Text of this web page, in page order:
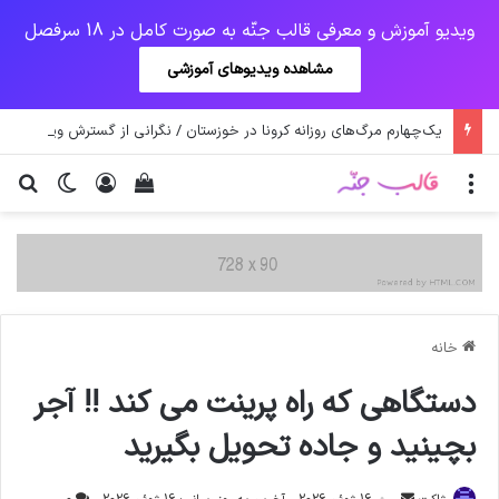
ویدیو آموزش و معرفی قالب جنّه به صورت کامل در 18 سرفصل
مشاهده ویدیوهای آموزشی
یک‌چهارم مرگ‌های روزانه کرونا در خوزستان / نگرانی از گسترش ویروس انگلیسی در تهران
تغییر ورود
دیدن سبد خرید منو
خانه
دستگاهی که راه پرینت می کند !! آجر
بچینید و جاده تحویل بگیرید